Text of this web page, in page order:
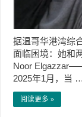
据温哥华港湾综
面临困境：她和
Noor
2025年1月，当 …
阅读更多 »